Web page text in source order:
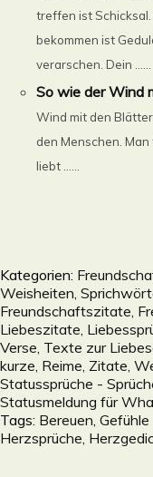
treffen ist Schicksal.
bekommen ist
verarschen. Dein ......
So wie der Wind
Wind mit den
den Menschen.
liebt ......
Kategorien:
Weisheiten,
Freundschaftszitate,
Liebeszitate,
Verse, Texte zur
kurze, Reime, Zitate,
Statussprüche -
Statusmeldung für
Tags: Bereuen
Herzsprüche,